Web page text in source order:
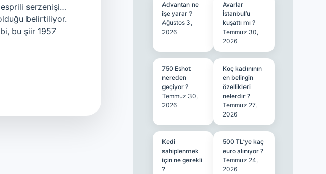
esprili serzenişi…
belirtiliyor.
bu şiir 1957
Advantan ne
işe yarar ?
Ağustos 3,
2026
Avarlar
İstanbul’u
kuşattı mı ?
Temmuz 30,
2026
750 Eshot
nereden
geçiyor ?
Temmuz 30,
2026
Koç kadınının
en belirgin
özellikleri
nelerdir ?
Temmuz 27,
2026
Kedi
sahiplenmek
için ne gerekli
?
500 TL’ye kaç
euro alınıyor ?
Temmuz 24,
2026